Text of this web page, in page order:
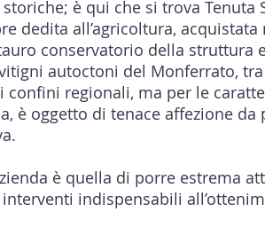
è qui che si trova Tenuta
dedita all’agricoltura,
conservatorio della struttura
autoctoni del Monferrato,
confini regionali, ma per le
è oggetto di tenace affezione
è quella di porre estrema
indispensabili